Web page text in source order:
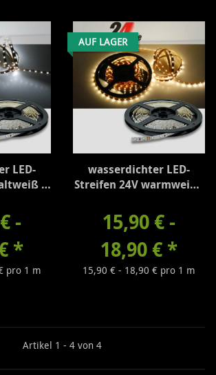
LED-
-
-
*
pro 1 m
AUF LAGER
wasserdichter LED-
Streifen 24V warmweiß -
15,90 € -
18,90 € *
15,90 € - 18,90 € pro 1 m
Artikel 1 - 4 von 4